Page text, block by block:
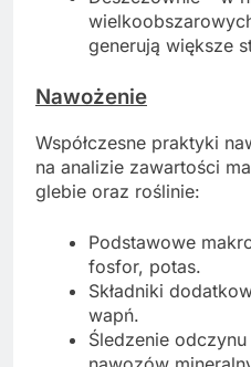
generują większe
Nawożenie
Współczesne praktyki
na analizie zawartości
glebie oraz roślinie:
Podstawowe
fosfor, potas.
Składniki
wapń.
Śledzenie